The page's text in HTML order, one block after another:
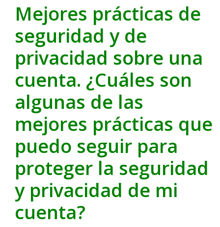
Mejores prácticas de
seguridad y de
privacidad sobre una
cuenta. ¿Cuáles son
algunas de las
mejores prácticas que
puedo seguir para
proteger la seguridad
y privacidad de mi
cuenta?